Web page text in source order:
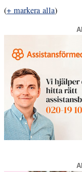
(+ markera alla)